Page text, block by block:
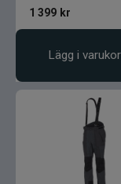
1 399 kr
Lägg i